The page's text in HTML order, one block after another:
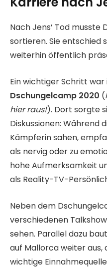
Nach Jens’ Tod musste
sortieren. Sie entschied
weiterhin öffentlich
Ein wichtiger Schritt
Dschungelcamp 2020 (
hier raus!). Dort sorgte
Diskussionen: Während
Kämpferin sahen,
als nervig oder zu
hohe Aufmerksamkeit
als Reality-TV-
Neben dem
verschiedenen
sehen. Parallel dazu
auf Mallorca weiter aus,
wichtige